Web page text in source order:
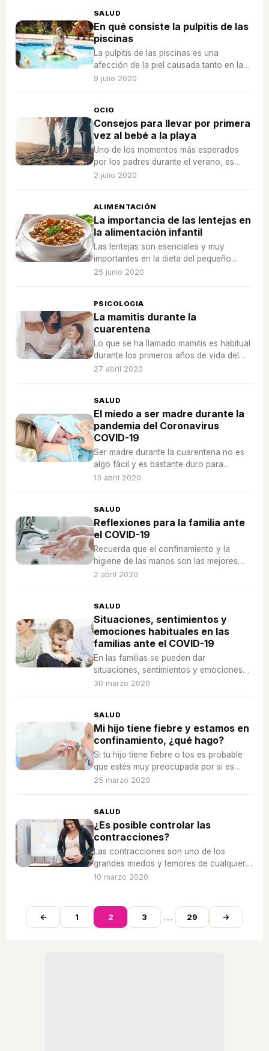
SALUD
En qué consiste la pulpitis de las
piscinas
La pulpitis de las piscinas es una
afección de la piel causada tanto en las
manos como en los pies a causa del
9 julio 2020
OCIO
Consejos para llevar por primera
vez al bebé a la playa
Uno de los momentos más esperados
por los padres durante el verano, es
cuando su bebé se mete por primera vez
2 julio 2020
ALIMENTACIÓN
La importancia de las lentejas en
la alimentación infantil
Las lentejas son esenciales y muy
importantes en la dieta del pequeño
debido a la gran cantidad de
25 junio 2020
PSICOLOGIA
La mamitis durante la
cuarentena
Lo que se ha llamado mamitis es habitual
durante los primeros años de vida del
niño... Pero durante el confinamiento por
27 abril 2020
SALUD
El miedo a ser madre durante la
pandemia del Coronavirus
COVID-19
Ser madre durante la cuarentena no es
algo fácil y es bastante duro para
cualquier mujer en este momento.
13 abril 2020
SALUD
Reflexiones para la familia ante
el COVID-19
Recuerda que el confinamiento y la
higiene de las manos son las mejores
formas de evitar que tanto tú como tu
2 abril 2020
SALUD
Situaciones, sentimientos y
emociones habituales en las
familias ante el COVID-19
En las familias se pueden dar
situaciones, sentimientos y emociones
ante la realidad provocada por el
30 marzo 2020
SALUD
Mi hijo tiene fiebre y estamos en
confinamiento, ¿qué hago?
Si tu hijo tiene fiebre o tos es probable
que estés muy preocupada por si es
Coronavirus (COVID-19)... ¿qué debes
25 marzo 2020
SALUD
¿Es posible controlar las
contracciones?
Las contracciones son uno de los
grandes miedos y temores de cualquier
mujer durante los meses del embarazo.
10 marzo 2020
← 1 2 3 … 29 →